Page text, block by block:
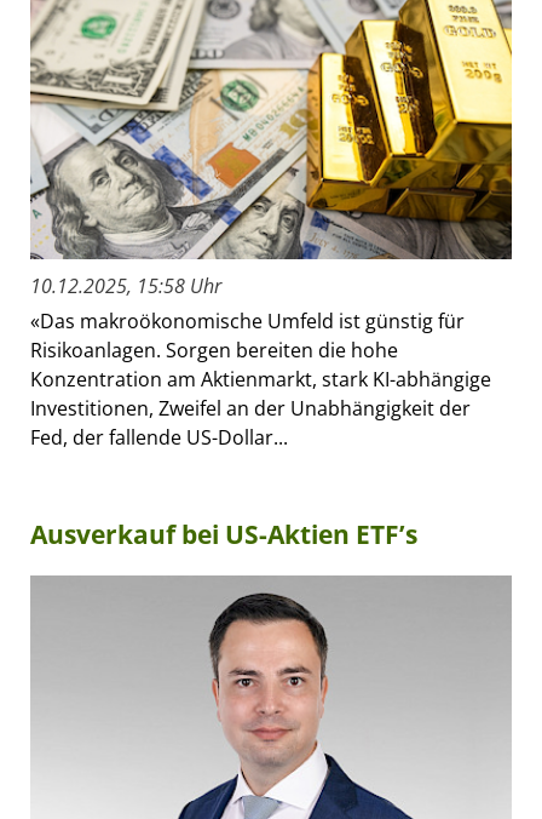
10.12.2025, 15:58 Uhr
«Das makroökonomische Umfeld ist günstig für
Risikoanlagen. Sorgen bereiten die hohe
Konzentration am Aktienmarkt, stark KI-abhängige
Investitionen, Zweifel an der Unabhängigkeit der
Fed, der fallende US-Dollar...
Ausverkauf bei US-Aktien ETF’s